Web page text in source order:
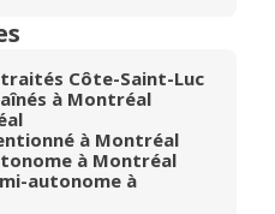
Côte-Saint-Luc
à Montréal
à Montréal
à Montréal
autonome à